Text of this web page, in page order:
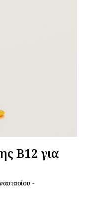
Β12 για
-